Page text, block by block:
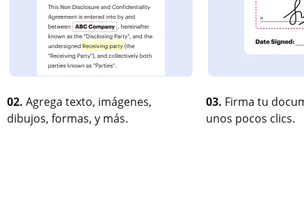
02. Agrega texto, imágenes,
dibujos, formas, y más.
03. Firma tu
unos pocos clics.